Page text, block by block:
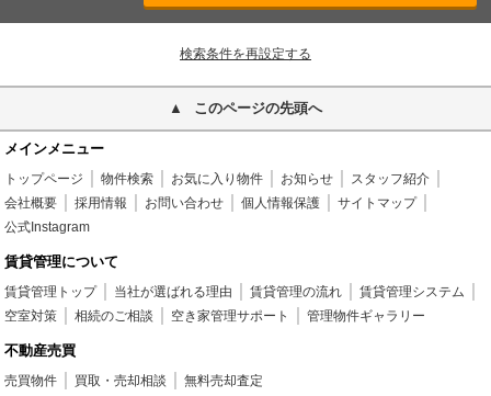
検索条件を再設定する
このページの先頭へ
メインメニュー
トップページ 物件検索 お気に入り物件 お知らせ
スタッフ紹介
会社概要
採用情報 お問い合わせ 個人情報保護
サイトマップ
公式Instagram
賃貸管理について
賃貸管理トップ 当社が選ばれる理由 賃貸管理の流れ
賃貸管理システム
空室対策
相続のご相談 空き家管理サポート 管理物件ギャラリー
不動産売買
売買物件 買取・売却相談 無料売却査定